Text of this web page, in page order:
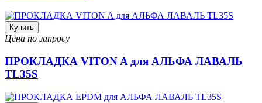
Купить
Цена по запросу
ПРОКЛАДКА VITON A для АЛЬФА ЛАВАЛЬ
TL35S